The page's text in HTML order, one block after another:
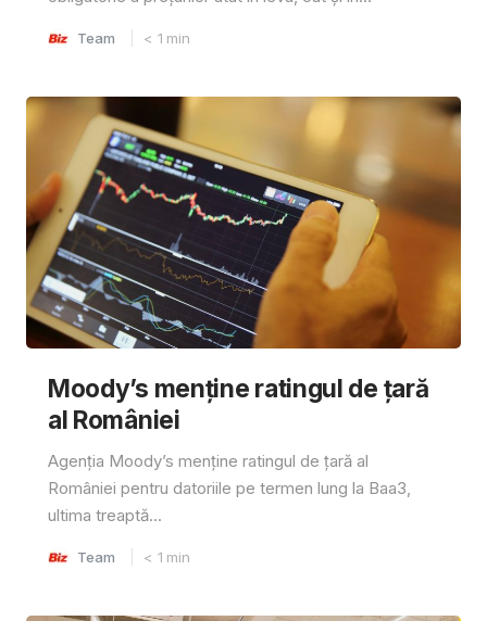
Team < 1 min
Moody’s menține ratingul de țară
al României
Agenția Moody’s menține ratingul de țară al
României pentru datoriile pe termen lung la Baa3,
ultima treaptă...
Team < 1 min